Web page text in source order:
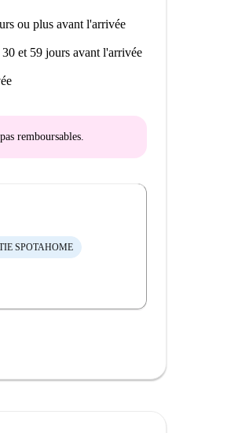
ou plus avant l'arrivée
et 59 jours avant l'arrivée
remboursables.
SPOTAHOME